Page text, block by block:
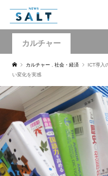
カルチャー
カルチャー 社会・経済
ICT導入
い変化を実感